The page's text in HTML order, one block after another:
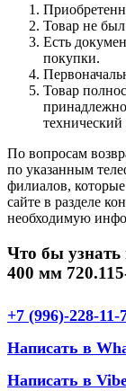
Товар не
Есть
покупки.
Товар
По вопросам
по указанным
филиалов,
сайте в разделе
необходимую
Что бы
400 мм
+7 (996)-228-11-
Написать в
Написать в